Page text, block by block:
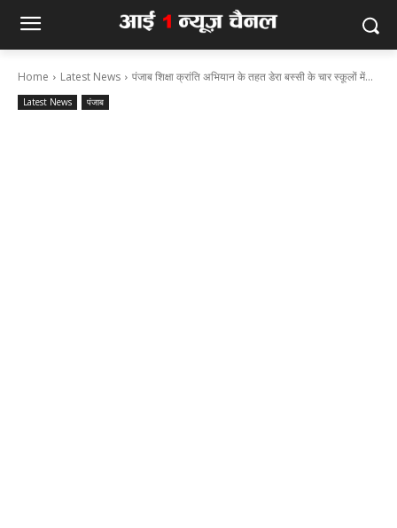
Home Latest News पंजाब शिक्षा क्रांति अभियान के तहत डेरा बस्सी के चार स्कूलों में...
Latest News पंजाब